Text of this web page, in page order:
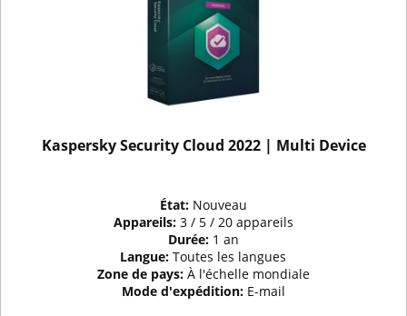
Kaspersky Security Cloud 2022 | Multi Device
État: Nouveau
Appareils: 3 / 5 / 20 appareils
Durée: 1 an
Langue:Toutes les langues
Zone de pays: À l'échelle mondiale
Mode d'expédition: E-mail